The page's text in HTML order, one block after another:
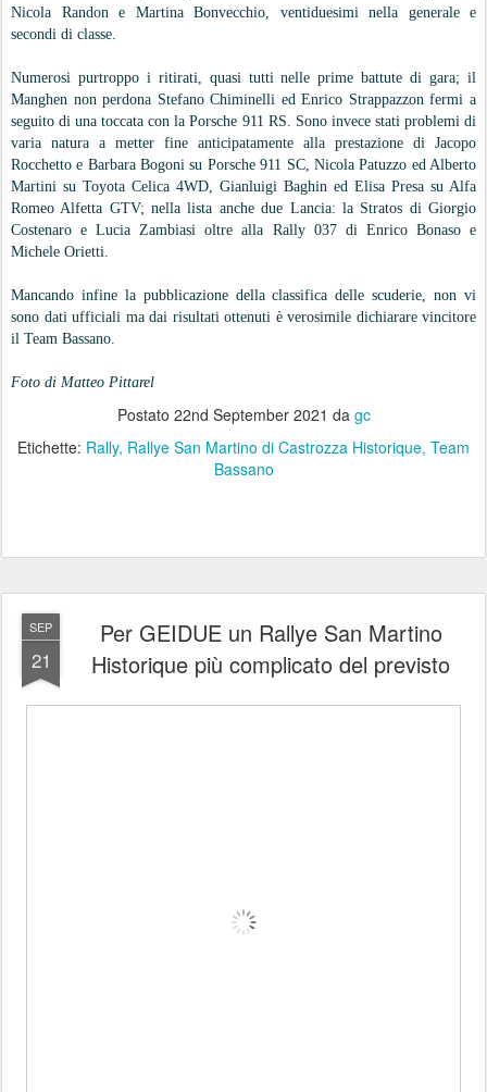
Nicola Randon e Martina Bonvecchio, ventiduesimi nella generale e
secondi di classe.
Numerosi purtroppo i ritirati, quasi tutti nelle prime battute di gara; il
Manghen non perdona Stefano Chiminelli ed Enrico Strappazzon fermi a
seguito di una toccata con la Porsche 911 RS. Sono invece stati problemi di
varia natura a metter fine anticipatamente alla prestazione di Jacopo
Rocchetto e Barbara Bogoni su Porsche 911 SC, Nicola Patuzzo ed Alberto
Martini su Toyota Celica 4WD, Gianluigi Baghin ed Elisa Presa su Alfa
Romeo Alfetta GTV; nella lista anche due Lancia: la Stratos di Giorgio
Costenaro e Lucia Zambiasi oltre alla Rally 037 di Enrico Bonaso e
Michele Orietti.
Mancando infine la pubblicazione della classifica delle scuderie, non vi
sono dati ufficiali ma dai risultati ottenuti è verosimile dichiarare vincitore
il Team Bassano.
Foto di Matteo Pittarel
Postato 22nd September 2021 da gc
Etichette: Rally Rallye San Martino di Castrozza Historique Team
Bassano
SEP
21
Per GEIDUE un Rallye San Martino
Historique più complicato del previsto